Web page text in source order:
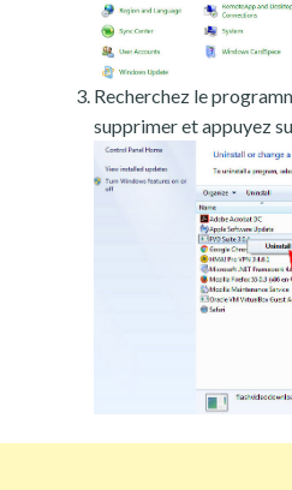
Recherchez le
supprimer et appuyez